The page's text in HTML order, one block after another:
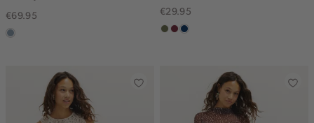
€69.95
dusty
€29.95
groen,
brique
donkerblauw